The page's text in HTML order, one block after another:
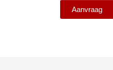
Aanvraag